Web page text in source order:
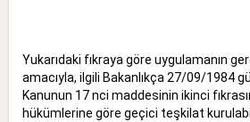
Yukarıdaki fıkraya göre uygulamanın
amacıyla, ilgili Bakanlıkça 27/09/1984
Kanunun 17 nci maddesinin ikinci
hükümlerine göre geçici teşkilat